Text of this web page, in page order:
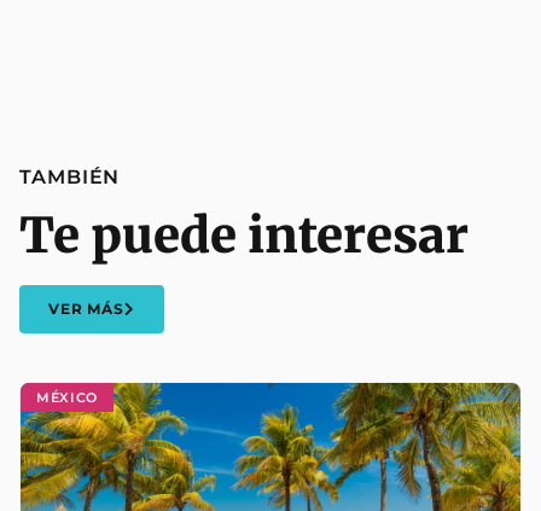
MÉXICO
TAMBIÉN
Te puede interesar
VER MÁS